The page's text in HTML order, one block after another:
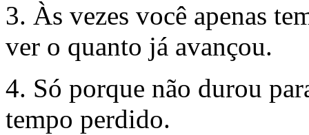
3. Às vezes você apenas
ver o quanto já avançou.
4. Só porque não durou
tempo perdido.